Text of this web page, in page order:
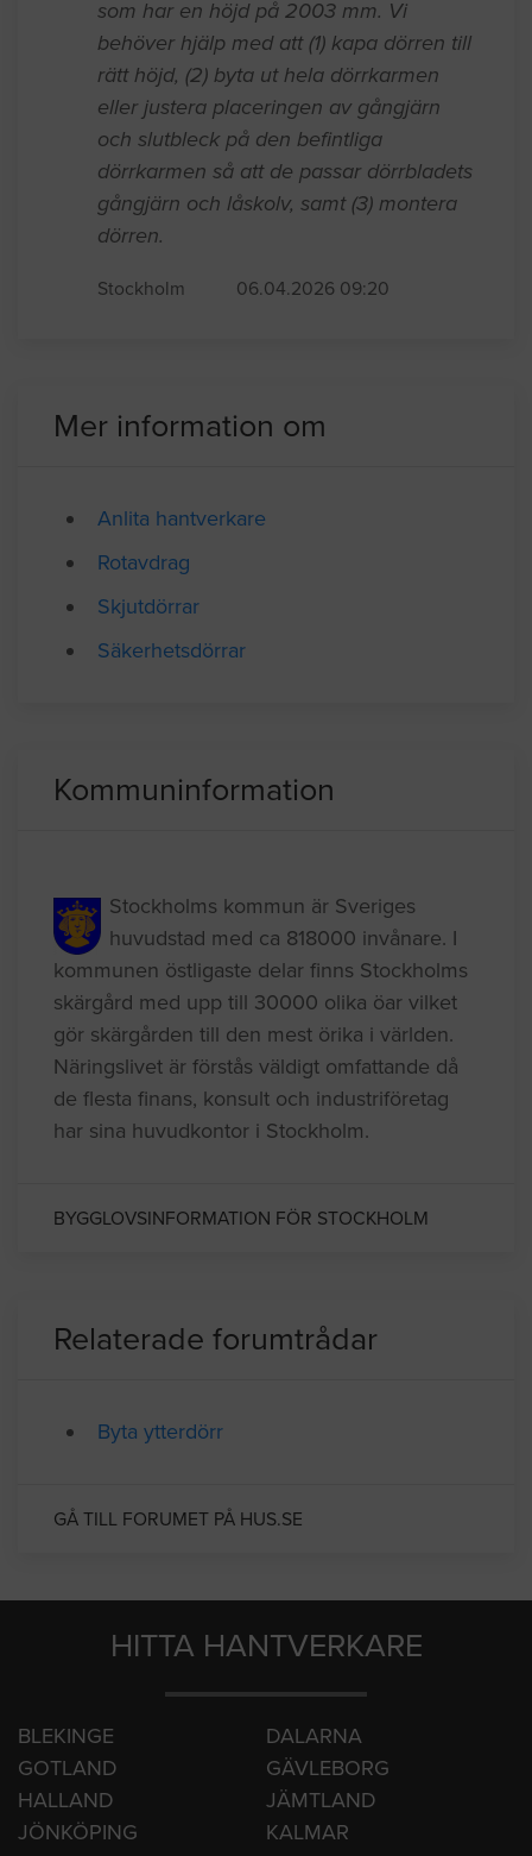
gammal standard (725 × 2013 mm), men
det visar sig att dörren är 10 mm för hög
i förhållande till karmen och tröskeln,
som har en höjd på 2003 mm. Vi
behöver hjälp med att (1) kapa dörren till
rätt höjd, (2) byta ut hela dörrkarmen
eller justera placeringen av gångjärn
och slutbleck på den befintliga
gångjärn och låskolv, samt (3) montera
Mer information om
Anlita hantverkare
Rotavdrag
Kommuninformation
Stockholms kommun är Sveriges
huvudstad med ca 818000 invånare. I
kommunen östligaste delar finns Stockholms
skärgård med upp till 30000 olika öar vilket
gör skärgården till den mest örika i världen.
har sina huvudkontor i Stockholm.
Relaterade forumtrådar
Byta ytterdörr
HITTA HANTVERKARE
BLEKINGE
DALARNA